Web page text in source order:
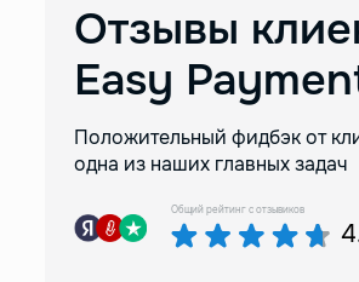
Отзывы
Easy
Положительный фидбэк от
одна из наших главных задач
Общий рейтинг с отзывиков